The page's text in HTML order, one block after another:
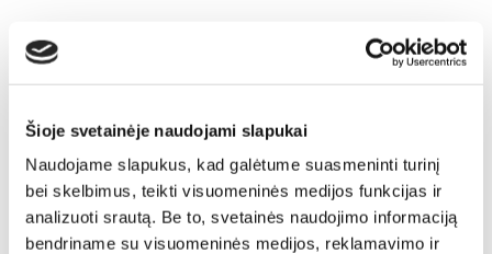
Šioje svetainėje naudojami slapukai
Naudojame slapukus, kad galėtume suasmeninti turinį
bei skelbimus, teikti visuomeninės medijos funkcijas ir
analizuoti srautą. Be to, svetainės naudojimo informaciją
bendriname su visuomeninės medijos, reklamavimo ir